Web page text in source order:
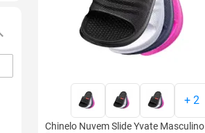
+ 2
Chinelo Nuvem Slide Yvate Masculino